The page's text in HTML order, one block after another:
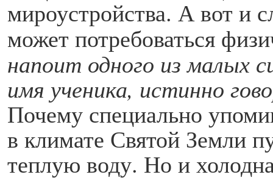
мироустройства. А вот и
может потребоваться
напоит одного из малых
имя ученика, истинно
Почему специально
в климате Святой Земли
теплую воду. Но и